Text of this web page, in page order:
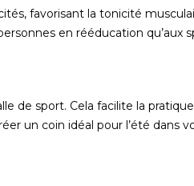
favorisant la tonicité
en rééducation qu’aux
de sport. Cela facilite la
un coin idéal pour l’été dans